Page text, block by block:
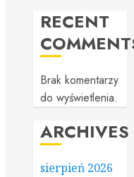
RECENT
Brak komentarzy
do wyświetlenia.
ARCHIVES
sierpień 2026